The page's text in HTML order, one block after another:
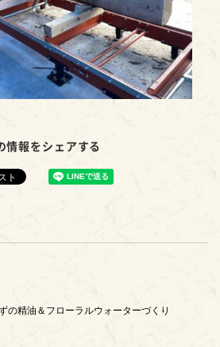
情報をシェアする
の精油＆フローラルウォーターづくり